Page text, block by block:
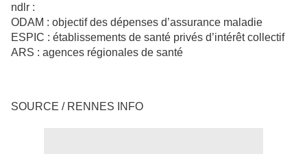
ndlr :
ODAM : objectif des dépenses d’assurance maladie
ESPIC : établissements de santé privés d’intérêt collectif
ARS : agences régionales de santé
SOURCE / RENNES INFO